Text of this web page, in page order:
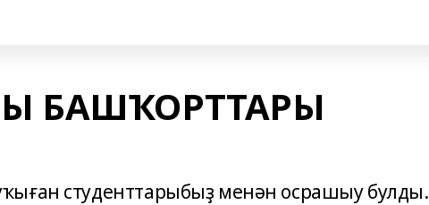
БАШҠОРТТАРЫ
студенттарыбыҙ менән осрашыу булды.